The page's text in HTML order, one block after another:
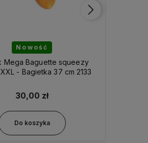
Nowość
Mega Baguette squeezy
- Bagietka 37 cm 2133
30,00 zł
Do koszyka